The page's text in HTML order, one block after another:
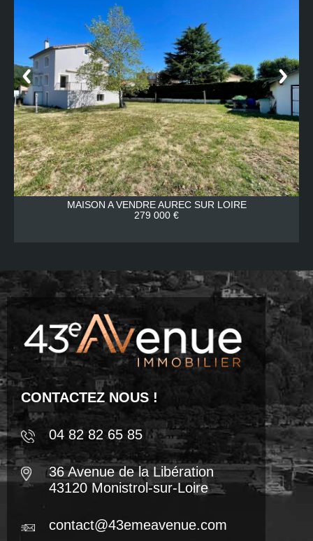
MAISON A VENDRE AUREC SUR LOIRE
279 000 €
CONTACTEZ NOUS !
04 82 82 65 85
36 Avenue de la Libération
43120 Monistrol-sur-Loire
contact@43emeavenue.com